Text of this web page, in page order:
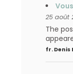
25 août
The
fr. Denis